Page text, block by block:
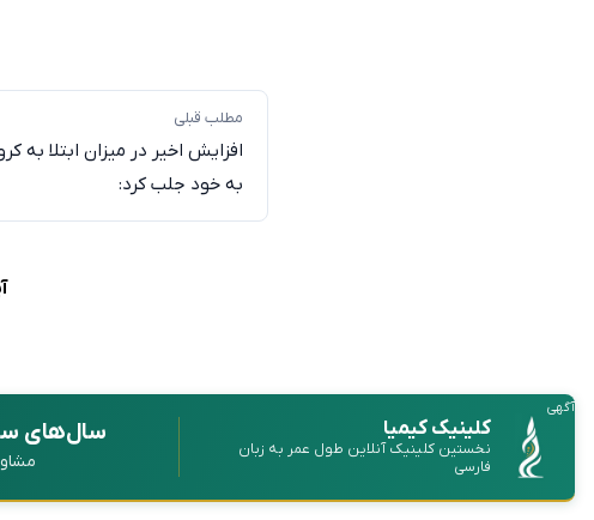
مطلب قبلی
افزایش اخیر در میزان ابتلا به
به خود جلب کرد:
آگهی
کلینیک کیمیا
نخستین کلینیک آنلاین طول عمر به زبان
فارسی
سال‌های
مشاورهٔ